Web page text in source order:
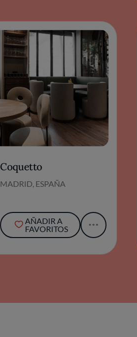
Coquetto
MADRID, ESPAÑA
AÑADIR A
FAVORITOS